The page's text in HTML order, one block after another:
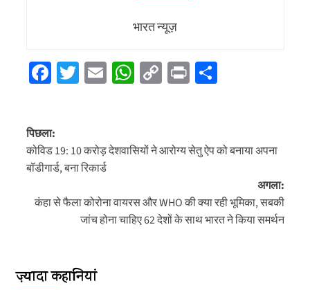
भारत न्यूज़
Facebook
Twitter
EmailWhatsApp
Copy
PrintShare
पोस्ट
नेविगेशन
पिछला:
कोविड 19: 10 करोड़ देशवासियों ने आरोग्य सेतु ऐप को बनाया अपना
बॉडीगार्ड, बना रिकार्ड
अगला:
कंहा से फैला कोरोना वायरस और WHO की क्या रही भूमिका, सबकी
जांच होना चाहिए 62 देशों के साथ भारत ने किया समर्थन
ज़्यादा कहानियां